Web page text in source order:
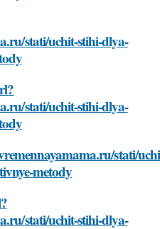
stati/uchit-stihi-dlya-
stati/uchit-stihi-dlya-
stati/
metody
stati/uchit-stihi-dlya-